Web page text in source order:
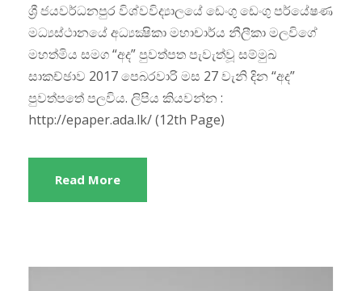
ශ්‍රී ජයවර්ධනපුර විශ්වවිද්‍යාලයේ ඩෙංගු ඩෙංගු පර්යේෂණ
මධ්‍යස්ථානයේ අධ්‍යක්‍ෂිකා මහාචාර්ය නීලීකා මලවිගේ
මහත්මිය සමග “අද” පුවත්පත පැවැත්වූ සම්මුඛ
සාකච්ඡාව 2017 පෙබරවාරි මස 27 වැනි දින “අද”
පුවත්පතේ පලවිය. ලිපිය කියවන්න :
http://epaper.ada.lk/ (12th Page)
Read More